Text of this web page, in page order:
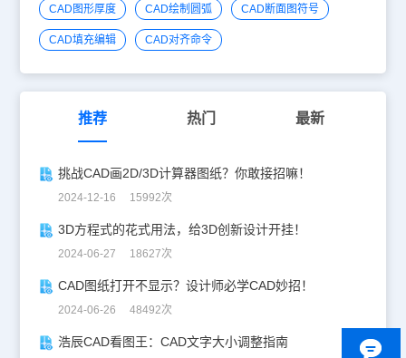
CAD图形厚度 CAD绘制圆弧 CAD断面图符号
CAD填充编辑 CAD对齐命令
推荐 热门 最新
挑战CAD画2D/3D计算器图纸？你敢接招嘛！
2024-12-16 15992次
3D方程式的花式用法，给3D创新设计开挂！
2024-06-27 18627次
CAD图纸打开不显示？设计师必学CAD妙招！
2024-06-26 48492次
浩辰CAD看图王：CAD文字大小调整指南